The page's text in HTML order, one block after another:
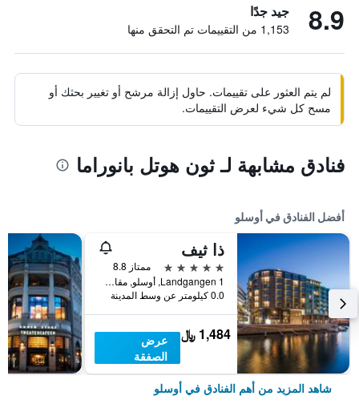
8.9 جيد جدًا
1,153 من التقييمات تم التحقق منها
لم يتم العثور على تقييمات. حاول إزالة مرشح أو تغيير بحثك أو
مسح كل شيء لعرض التقييمات.
فنادق مشابهة لـ ثون هوتل بانوراما
أفضل الفنادق في أوسلو
ذا ثيف
5 نجوم
ممتاز 8.8
Landgangen 1, أوسلو, مقاطعة أوسلو, النرويج
0.0 كيلومتر عن وسط المدينة
1,484 ﷼
عرض
الصفقة
شاهد المزيد من أهم الفنادق في أوسلو